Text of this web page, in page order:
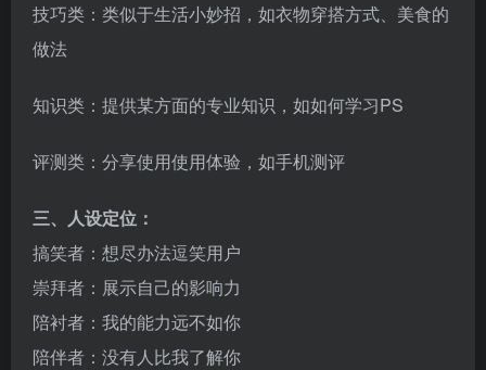
技巧类：类似于生活小妙招，如衣物穿搭方式、美食的
做法
知识类：提供某方面的专业知识，如如何学习PS
评测类：分享使用使用体验，如手机测评
三、人设定位：
搞笑者：想尽办法逗笑用户
崇拜者：展示自己的影响力
陪衬者：我的能力远不如你
陪伴者：没有人比我了解你